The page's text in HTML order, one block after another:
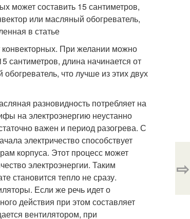
может составить 15 сантиметров,
или масляный обогреватель,
в статье
конвекторных. При желании можно
сантиметров, длина начинается от
что лучше из этих двух
разновидность потребляет на
на электроэнергию неустанно
важен и период разогрева. С
электричество способствует
корпуса. Этот процесс может
электроэнергии. Таким
становится тепло не сразу.
Если же речь идет о
действия при этом составляет
вентилятором, при
⇨